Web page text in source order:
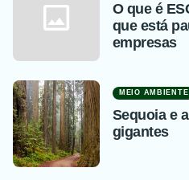
O que é
que está
empresas
MEIO AMBIENTE
Sequoia e
gigantes